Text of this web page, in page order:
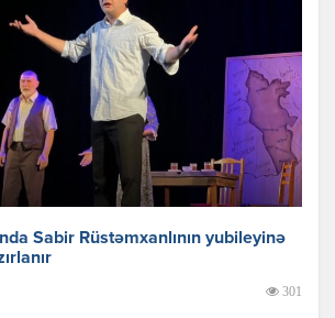
Sabir Rüstəmxanlının yubileyinə
301